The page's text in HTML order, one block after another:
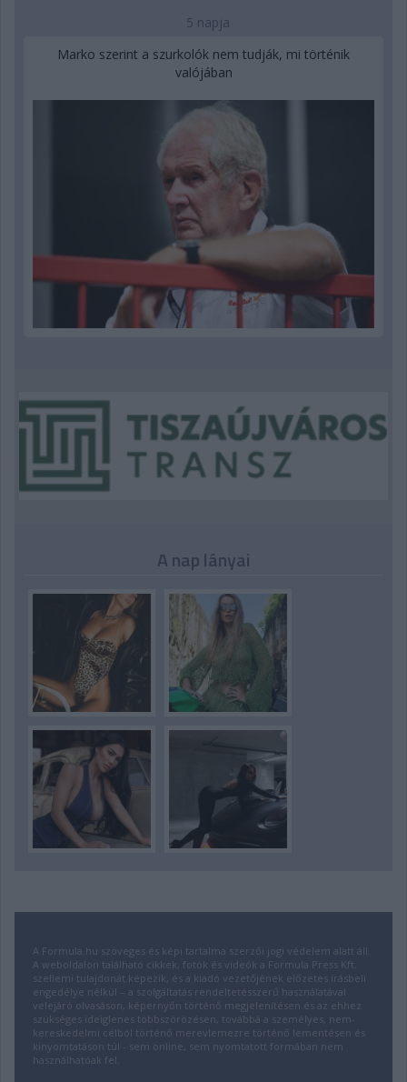
5 napja
Marko szerint a szurkolók nem tudják, mi történik
valójában
A nap lányai
A Formula.hu szöveges és képi tartalma szerzői jogi védelem alatt áll.
A weboldalon található cikkek, fotók és videók a Formula Press Kft.
szellemi tulajdonát képezik, és a kiadó vezetőjének előzetes írásbeli
engedélye nélkül – a szolgáltatás rendeltetésszerű használatával
velejáró olvasáson, képernyőn történő megjelenítésen és az ehhez
szükséges ideiglenes többszörözésen, továbbá a személyes, nem-
kereskedelmi célból történő merevlemezre történő lementésen és
kinyomtatáson túl - sem online, sem nyomtatott formában nem
használhatóak fel.